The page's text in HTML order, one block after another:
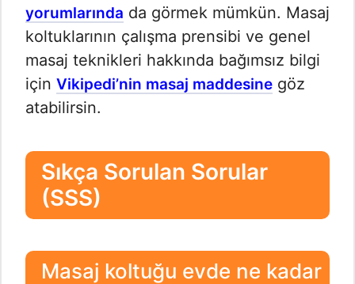
yorumlarında da görmek mümkün. Masaj
koltuklarının çalışma prensibi ve genel
masaj teknikleri hakkında bağımsız bilgi
için Vikipedi’nin masaj maddesine göz
atabilirsin.
Sıkça Sorulan Sorular
(SSS)
Masaj koltuğu evde ne kadar